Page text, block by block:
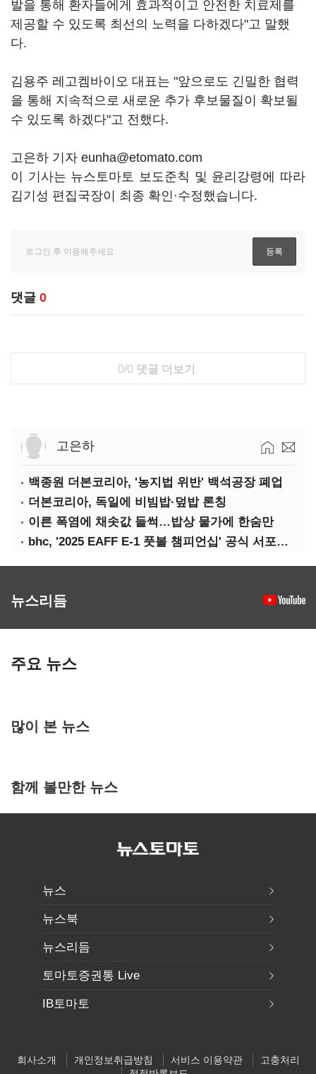
발을 통해 환자들에게 효과적이고 안전한 치료제를
제공할 수 있도록 최선의 노력을 다하겠다"고 말했
다.
김용주 레고켐바이오 대표는 "앞으로도 긴밀한 협력
을 통해 지속적으로 새로운 추가 후보물질이 확보될
수 있도록 하겠다"고 전했다.
고은하 기자 eunha@etomato.com
이 기사는 뉴스토마토 보도준칙 및 윤리강령에 따라
김기성 편집국장이 최종 확인·수정했습니다.
댓글 0
0/0 댓글 더보기
고은하
백종원 더본코리아, '농지법 위반' 백석공장 폐업
더본코리아, 독일에 비빔밥·덮밥 론칭
이른 폭염에 채솟값 들썩…밥상 물가에 한숨만
bhc, '2025 EAFF E-1 풋볼 챔피언십' 공식 서포터 참여
뉴스리듬
주요 뉴스
많이 본 뉴스
함께 볼만한 뉴스
뉴스
뉴스북
뉴스리듬
토마토증권통 Live
IB토마토
회사소개 개인정보취급방침 서비스 이용약관
고충처리